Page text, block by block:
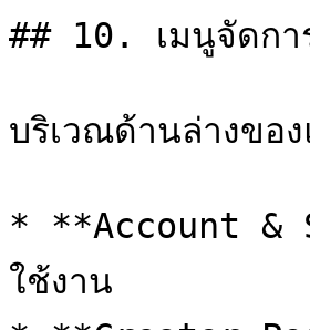
## 10. เมนูจัดกา
บริเวณด้านล่างขอ
* **Account &
ใช้งาน